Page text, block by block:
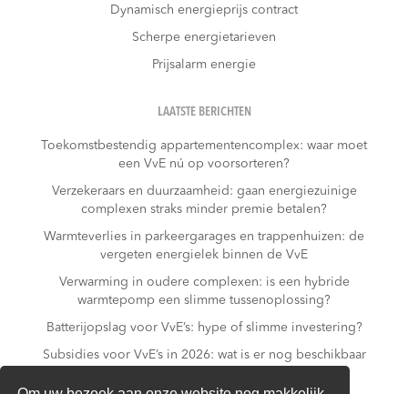
Dynamisch energieprijs contract
Scherpe energietarieven
Prijsalarm energie
LAATSTE BERICHTEN
Toekomstbestendig appartementencomplex: waar moet
een VvE nú op voorsorteren?
Verzekeraars en duurzaamheid: gaan energiezuinige
complexen straks minder premie betalen?
Warmteverlies in parkeergarages en trappenhuizen: de
vergeten energielek binnen de VvE
Verwarming in oudere complexen: is een hybride
warmtepomp een slimme tussenoplossing?
Batterijopslag voor VvE’s: hype of slimme investering?
Subsidies voor VvE’s in 2026: wat is er nog beschikbaar